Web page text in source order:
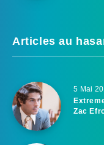
Articles au
5 Mai
Zac